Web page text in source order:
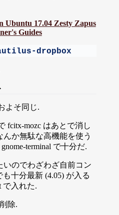
Ubuntu 17.04 Zesty Zapus
Guides
dropbox
よそ同じ.
fcitx-mozc はあとで消し
んか無駄な高機能を使う
terminal で十分だ.
いのでわざわざ自前コン
十分最新 (4.05) が入る
で入れた.
除.